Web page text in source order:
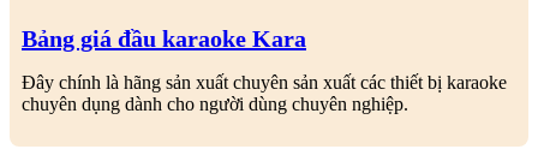
Bảng giá đầu karaoke Kara
Đây chính là hãng sản xuất chuyên sản xuất các thiết bị karaoke
chuyên dụng dành cho người dùng chuyên nghiệp.